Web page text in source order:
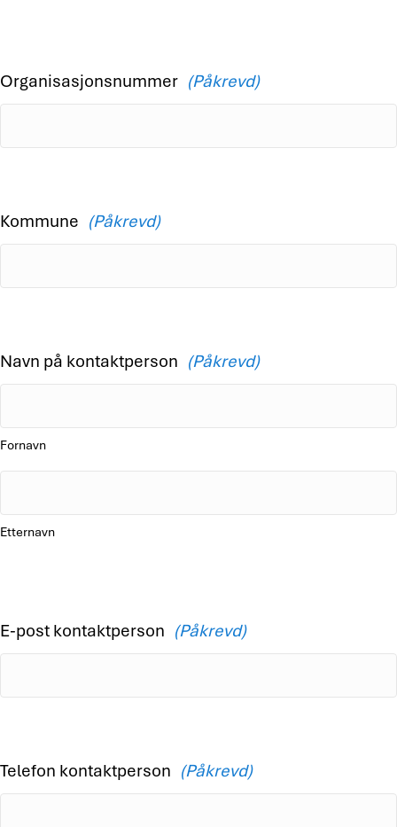
Organisasjonsnummer (Påkrevd)
Kommune (Påkrevd)
Navn på kontaktperson (Påkrevd)
Fornavn
Etternavn
E-post kontaktperson (Påkrevd)
Telefon kontaktperson (Påkrevd)